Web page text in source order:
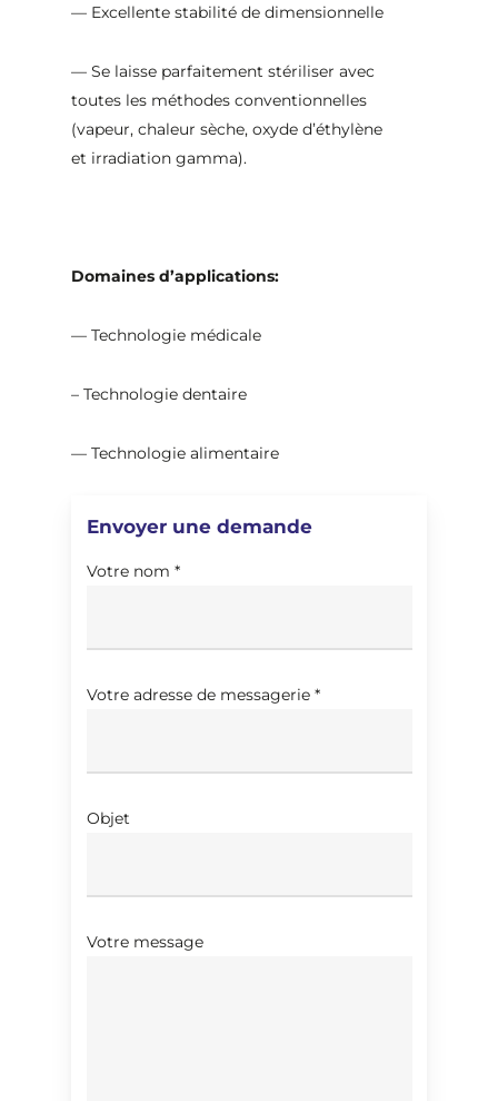
— Excellente stabilité de dimensionnelle
— Se laisse parfaitement stériliser avec
toutes les méthodes conventionnelles
(vapeur, chaleur sèche, oxyde d’éthylène
et irradiation gamma).
Domaines d’applications:
— Technologie médicale
– Technologie dentaire
— Technologie alimentaire
Envoyer une demande
Votre nom *
Votre adresse de messagerie *
Objet
Votre message